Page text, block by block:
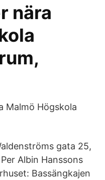
nära
Malmö Högskola
gata 25,
Albin Hanssons
Bassängkajen